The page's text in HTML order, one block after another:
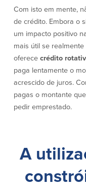
BayCoast Mortgage
BayCoast Insurance
Localizações
Procurar
Plimoth
Com isto em mente,
de crédito. Embora o
um impacto positivo
mais útil se
oferece crédito
paga lentamente o
acrescido de juros.
pagas o montante
pedir emprestado.
A